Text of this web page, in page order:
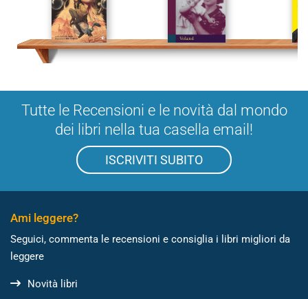
Tutte le Recensioni e le novità dal mondo
dei libri nella tua casella email!
ISCRIVITI SUBITO
Ami leggere?
Seguici, commenta le recensioni e consiglia i libri migliori da
leggere
Novità libri